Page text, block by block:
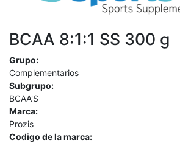
BCAA 8:1:1 SS 300 g
Grupo:
Complementarios
Subgrupo:
BCAA'S
Marca:
Prozis
Codigo de la marca: